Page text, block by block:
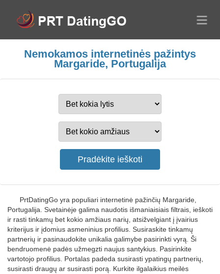
Nemokamos internetinės pažintys
Margaride, Portugalija
PrtDatingGo yra populiari internetinė pažinčių Margaride,
Portugalija. Svetainėje galima naudotis išmaniaisiais filtrais, ieškoti
ir rasti tinkamų bet kokio amžiaus narių, atsižvelgiant į įvairius
kriterijus ir įdomius asmeninius profilius. Susiraskite tinkamų
partnerių ir pasinaudokite unikalia galimybe pasirinkti vyrą. Ši
bendruomenė padės užmegzti naujus santykius. Pasirinkite
vartotojo profilius. Portalas padeda susirasti ypatingų partnerių,
susirasti draugų ar susirasti porą. Kurkite ilgalaikius meilės